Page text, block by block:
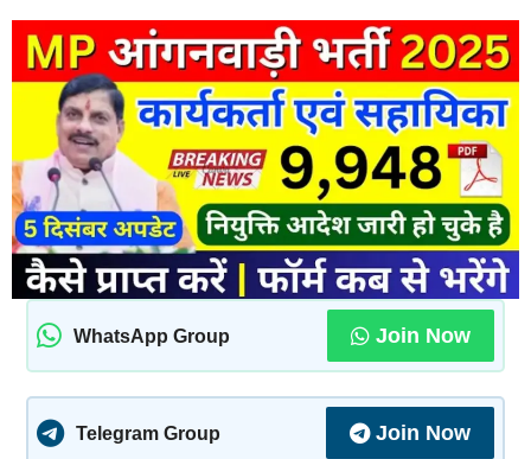
WhatsApp Group Join Now
Telegram Group Join Now